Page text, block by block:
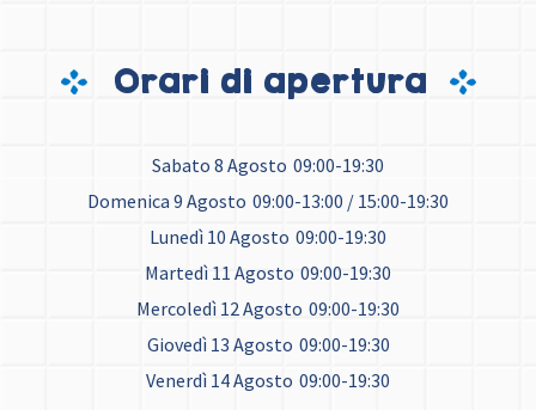
Orari di apertura
Sabato 8 Agosto 09:00-19:30
Domenica 9 Agosto 09:00-13:00 / 15:00-19:30
Lunedì 10 Agosto 09:00-19:30
Martedì 11 Agosto 09:00-19:30
Mercoledì 12 Agosto 09:00-19:30
Giovedì 13 Agosto 09:00-19:30
Venerdì 14 Agosto 09:00-19:30